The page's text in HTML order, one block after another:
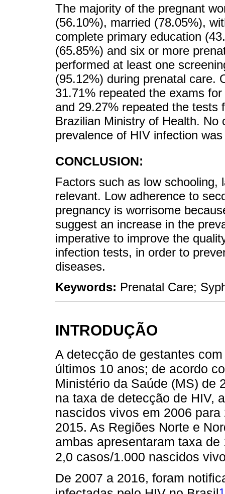
The majority of the pregnant
(56.10%), married (78.05%),
complete primary education
(65.85%) and six or more
performed at least one
(95.12%) during prenatal care.
31.71% repeated the exams
and 29.27% repeated the tests
Brazilian Ministry of Health.
prevalence of HIV infection
CONCLUSION:
Factors such as low schooling,
relevant. Low adherence to
pregnancy is worrisome
suggest an increase in the
imperative to improve the
infection tests, in order to
diseases.
Keywords: Prenatal Care;
INTRODUÇÃO
A detecção de gestantes
últimos 10 anos; de acordo
Ministério da Saúde (MS) de
na taxa de detecção de HIV,
nascidos vivos em 2006
2015. As Regiões Norte e
ambas apresentaram taxa
2,0 casos/1.000 nascidos
De 2007 a 2016, foram
1